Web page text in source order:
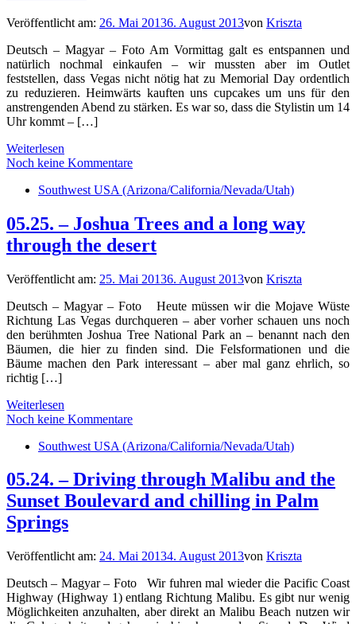
Veröffentlicht am: 26. Mai 20136. August 2013von Kriszta
Deutsch – Magyar – Foto Am Vormittag galt es entspannen und
natürlich nochmal einkaufen – wir mussten aber im Outlet
feststellen, dass Vegas nicht nötig hat zu Memorial Day ordentlich
zu reduzieren. Heimwärts kauften uns cupcakes um uns für den
anstrengenden Abend zu stärken. Es war so, dass die Stylistin um 14
Uhr kommt – […]
Weiterlesen
Noch keine Kommentare
Southwest USA (Arizona/California/Nevada/Utah)
05.25. – Joshua Trees and a long way
through the desert
Veröffentlicht am: 25. Mai 20136. August 2013von Kriszta
Deutsch – Magyar – Foto Heute müssen wir die Mojave Wüste
Richtung Las Vegas durchqueren – aber vorher schauen uns noch
den berühmten Joshua Tree National Park an – benannt nach den
Bäumen, die hier zu finden sind. Die Felsformationen und die
Bäume machen den Park interessant – aber mal ganz ehrlich, so
richtig […]
Weiterlesen
Noch keine Kommentare
Southwest USA (Arizona/California/Nevada/Utah)
05.24. – Driving through Malibu and the
Sunset Boulevard and chilling in Palm
Springs
Veröffentlicht am: 24. Mai 20134. August 2013von Kriszta
Deutsch – Magyar – Foto Wir fuhren mal wieder die Pacific Coast
Highway (Highway 1) entlang Richtung Malibu. Es gibt nur wenig
Möglichkeiten anzuhalten, aber direkt an Malibu Beach nutzen wir